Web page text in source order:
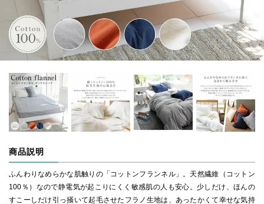
商品説明
ふんわりなめらかな肌触りの「コットンフランネル」。天然繊維（コットン
100％）なので静電気が起こりにくく敏感肌の人も安心。少しだけ、ほんの
すこーしだけ引っ掻いて起毛させたフラノ生地は、あったかくて幸せな気持